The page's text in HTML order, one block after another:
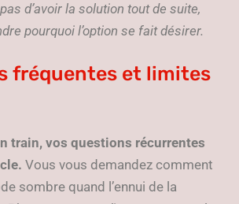
d’avoir la solution tout de suite,
pourquoi l’option se fait désirer.
fréquentes et limites
train, vos questions récurrentes
Vous vous demandez comment
sombre quand l’ennui de la